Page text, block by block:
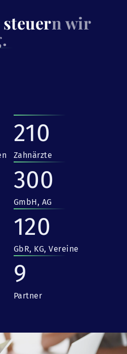
steuern wir
210
Zahnärzte
300
GmbH, AG
120
GbR, KG, Vereine
9
Partner